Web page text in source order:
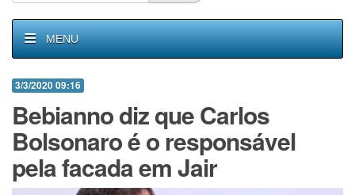
MENU
3/3/2020 09:16
Bebianno diz que Carlos
Bolsonaro é o responsável
pela facada em Jair